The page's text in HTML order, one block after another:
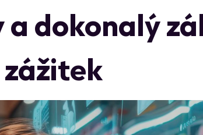
dokonalý
zážitek